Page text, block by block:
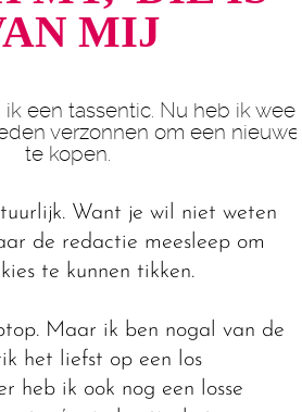
MIJ
een tassentic. Nu heb ik weer
verzonnen om een nieuwe
te kopen.
Want je wil niet weten
de redactie meesleep om
te kunnen tikken.
Maar ik ben nogal van de
het liefst op een los
heb ik ook nog een losse